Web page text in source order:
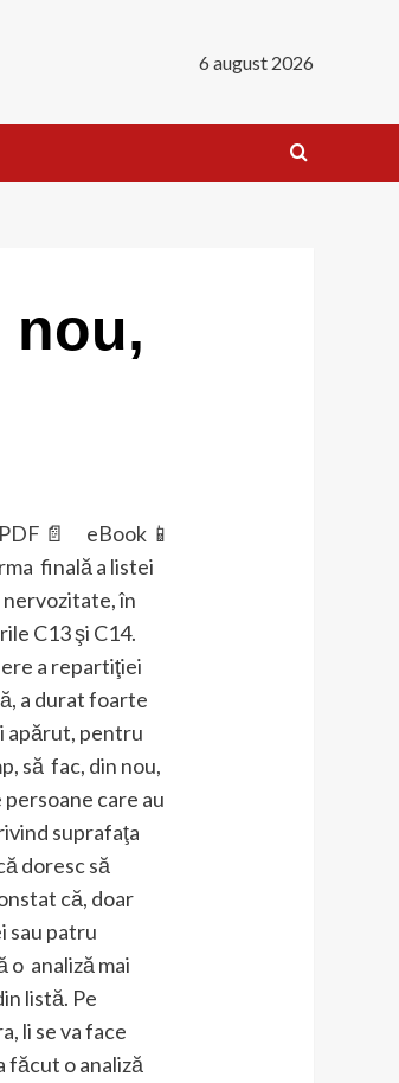
6 august 2026
PDF 📄
eBook 📱
finală a listei
în
C13 şi C14.
a repartiţiei
a durat foarte
apărut, pentru
să fac, din nou,
care au
suprafaţa
doresc să
că, doar
sau patru
o analiză mai
listă. Pe
li se va face
făcut o analiză